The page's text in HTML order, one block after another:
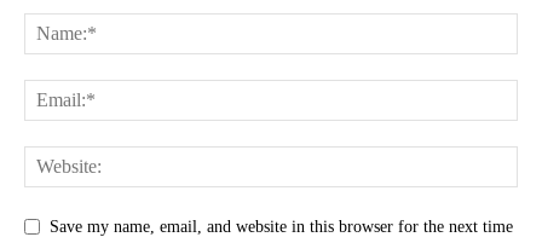
Save my name, email, and website in this browser for the next time